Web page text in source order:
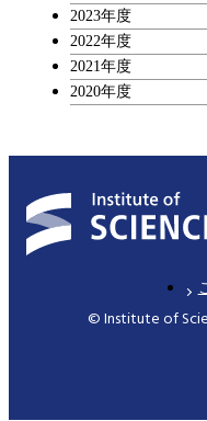
2023年度
2022年度
2021年度
2020年度
© Institute of